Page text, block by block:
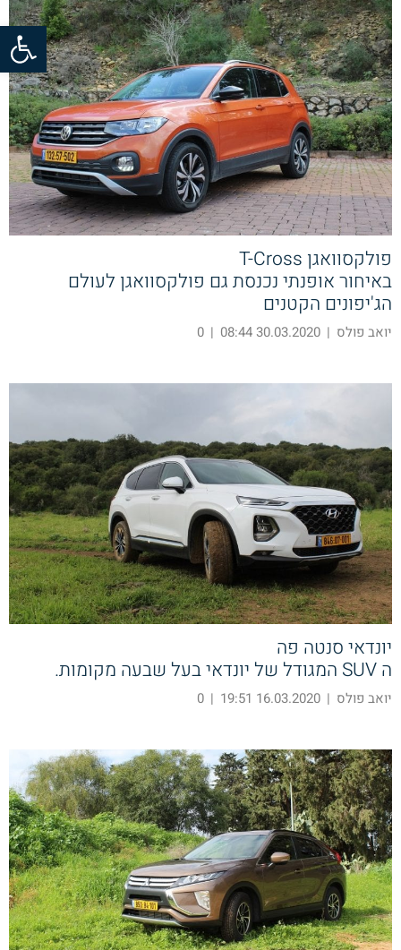
פתח
פולקסוואגן T-Cross
באיחור אופנתי נכנסת גם פולקסוואגן לעולם
הג'יפונים הקטנים
יואב פולס |
30.03.2020 08:44
|
0
יונדאי סנטה פה
ה SUV המגודל של יונדאי בעל שבעה מקומות.
יואב פולס |
16.03.2020 19:51
|
0